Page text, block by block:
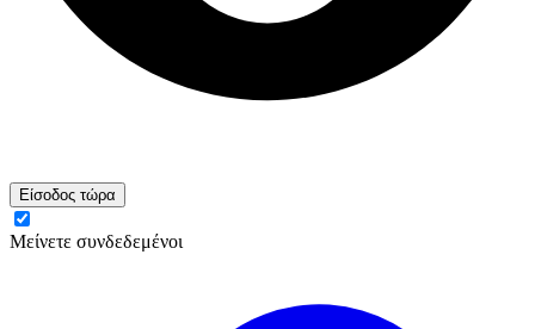
Είσοδος τώρα
Μείνετε συνδεδεμένοι